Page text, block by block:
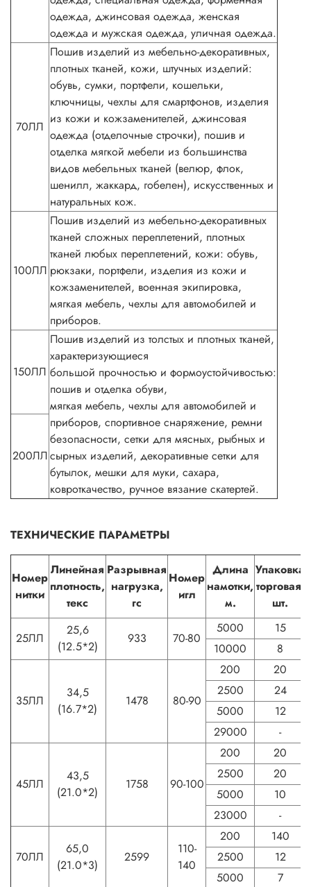
одежда, джинсовая одежда, женская
одежда и мужская одежда, уличная одежда.
70ЛЛ
Пошив изделий из мебельно-декоративных,
плотных тканей, кожи, штучных изделий:
обувь, сумки, портфели, кошельки,
ключницы, чехлы для смартфонов, изделия
из кожи и кожзаменителей, джинсовая
одежда (отделочные строчки), пошив и
отделка мягкой мебели из большинства
видов мебельных тканей (велюр, флок,
шенилл, жаккард, гобелен), искусственных и
натуральных кож.
100ЛЛ
Пошив изделий из мебельно-декоративных
тканей сложных переплетений, плотных
тканей любых переплетений, кожи: обувь,
рюкзаки, портфели, изделия из кожи и
кожзаменителей, военная экипировка,
мягкая мебель, чехлы для автомобилей и
приборов.
150ЛЛ
Пошив изделий из толстых и плотных тканей,
характеризующиеся
большой прочностью и формоустойчивостью:
пошив и отделка обуви,
мягкая мебель, чехлы для автомобилей и
приборов, спортивное снаряжение, ремни
безопасности, сетки для мясных, рыбных и
сырных изделий, декоративные сетки для
бутылок, мешки для муки, сахара,
ковроткачество, ручное вязание скатертей.
200ЛЛ
ТЕХНИЧЕСКИЕ ПАРАМЕТРЫ
Номер
нитки
Линейная
плотность,
текс
Разрывная
нагрузка,
гс
Номер
игл
Длина
намотки,
м.
Упаковка
торговая,
шт.
25ЛЛ
25,6
(12.5*2)
933 70-80
5000
15
10000
8
35ЛЛ
34,5
(16.7*2)
1478 80-90
200
20
2500
24
5000
12
29000
-
45ЛЛ
43,5
(21.0*2)
1758 90-100
200
20
2500
20
5000
10
23000
-
70ЛЛ
65,0
(21.0*3)
2599
110-
140
200
140
2500
12
5000
7